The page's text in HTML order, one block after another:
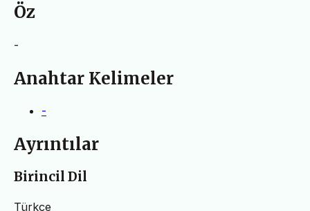
Öz
-
Anahtar Kelimeler
-
Ayrıntılar
Birincil Dil
Türkçe